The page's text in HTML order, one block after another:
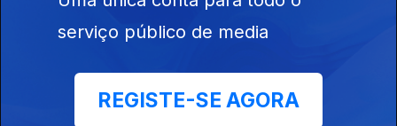
Direto Moçambique 07h30
22 jul. 2026
Orfeu de Sá Lisboa
serviço público de media
REGISTE-SE AGORA